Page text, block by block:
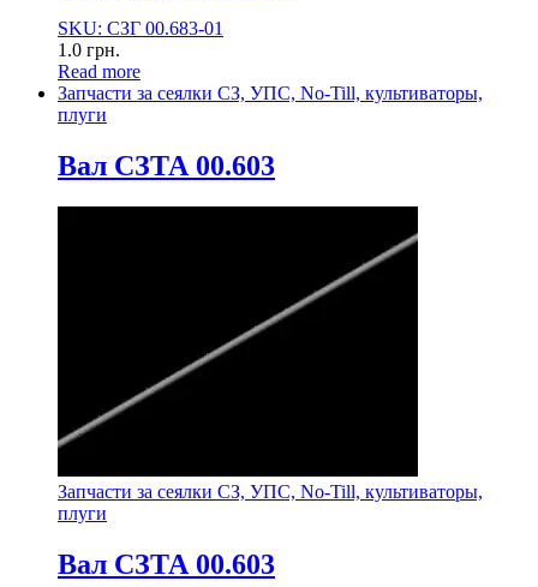
SKU: СЗГ 00.683-01
1.0 грн.
Read more
Запчасти за сеялки СЗ, УПС, No-Till, культиваторы,
плуги
Вал СЗТА 00.603
Запчасти за сеялки СЗ, УПС, No-Till, культиваторы,
плуги
Вал СЗТА 00.603